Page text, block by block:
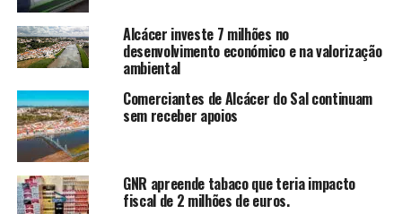
Alcácer investe 7 milhões no
desenvolvimento económico e na valorização
ambiental
Comerciantes de Alcácer do Sal continuam
sem receber apoios
GNR apreende tabaco que teria impacto
fiscal de 2 milhões de euros.